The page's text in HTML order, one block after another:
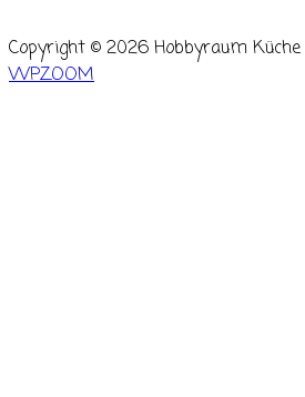
Copyright © 2026 Hobbyraum Küche
WPZOOM